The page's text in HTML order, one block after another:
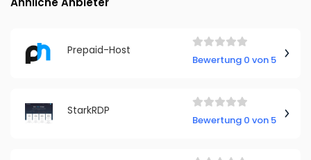
Prepaid-Host
Bewertung 0 von 5
StarkRDP
Bewertung 0 von 5